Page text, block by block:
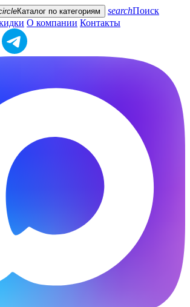
Каталог по категориям searchПоиск
О компании Контакты